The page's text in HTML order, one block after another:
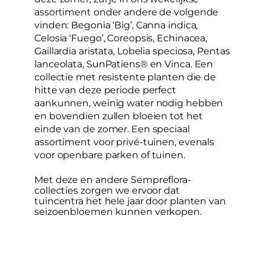
assortiment onder andere de volgende
vinden: Begonia ‘Big’, Canna indica,
Celosia ‘Fuego’, Coreopsis, Echinacea,
Gaillardia aristata, Lobelia speciosa, Pentas
lanceolata, SunPatiens® en Vinca. Een
collectie met resistente planten die de
hitte van deze periode perfect
aankunnen, weinig water nodig hebben
en bovendien zullen bloeien tot het
einde van de zomer. Een speciaal
assortiment voor privé-tuinen, evenals
voor openbare parken of tuinen.
Met deze en andere Sempreflora-
collecties zorgen we ervoor dat
tuincentra het hele jaar door planten van
seizoenbloemen kunnen verkopen.